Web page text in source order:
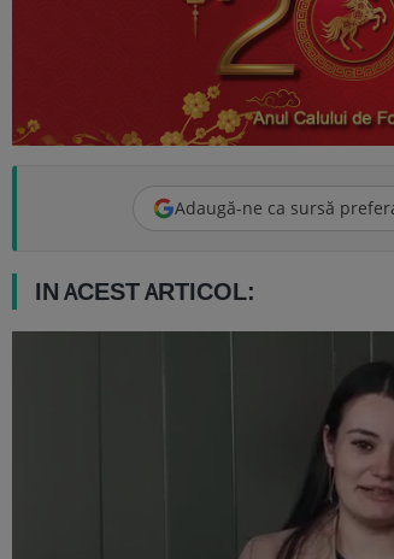
Adaugă-ne ca sursă
IN ACEST ARTICOL: